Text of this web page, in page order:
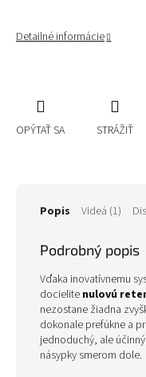
Detailné informácie
OPÝTAŤ SA STRÁŽIŤ
Popis Videá (1)
Podrobný popis
Vďaka inovatívnemu
docielite nulovú
nezostane žiadna
dokonale prefúkne a
jednoduchý, ale
násypky smerom dole.